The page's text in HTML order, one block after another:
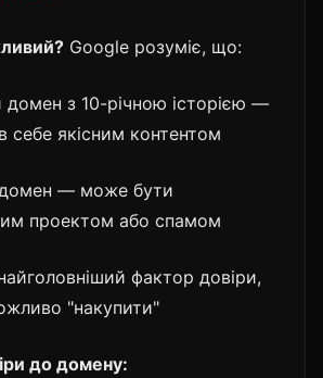
Google розуміє, що:
домен з 10-річною історією —
себе якісним контентом
— може бути
проектом або спамом
фактор довіри,
"накупити"
до домену: